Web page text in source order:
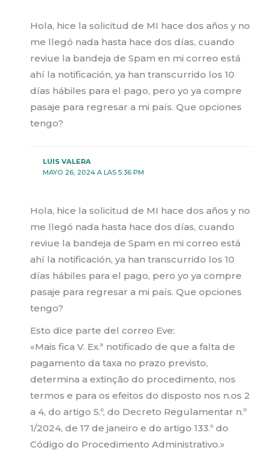
Hola, hice la solicitud de MI hace dos años y no
me llegó nada hasta hace dos días, cuando
reviue la bandeja de Spam en mi correo está
ahí la notificación, ya han transcurrido los 10
días hábiles para el pago, pero yo ya compre
pasaje para regresar a mi país. Que opciones
tengo?
LUIS VALERA
MAYO 26, 2024 A LAS 5:36 PM
Hola, hice la solicitud de MI hace dos años y no
me llegó nada hasta hace dos días, cuando
reviue la bandeja de Spam en mi correo está
ahí la notificación, ya han transcurrido los 10
días hábiles para el pago, pero yo ya compre
pasaje para regresar a mi país. Que opciones
tengo?
Esto dice parte del correo Eve:
«Mais fica V. Ex.ª notificado de que a falta de
pagamento da taxa no prazo previsto,
determina a extinção do procedimento, nos
termos e para os efeitos do disposto nos n.os 2
a 4, do artigo 5.º, do Decreto Regulamentar n.º
1/2024, de 17 de janeiro e do artigo 133.º do
Código do Procedimento Administrativo.»